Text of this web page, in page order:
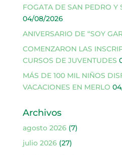
FOGATA DE SAN PEDRO Y
04/08/2026
ANIVERSARIO DE “SOY
COMENZARON LAS
CURSOS DE JUVENTUDES
MÁS DE 100 MIL NIÑOS
VACACIONES EN MERLO
Archivos
agosto 2026(7)
julio 2026(27)